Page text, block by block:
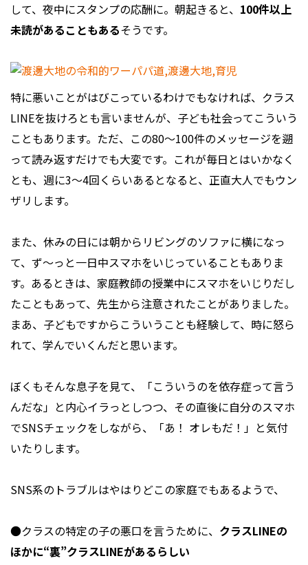
して、夜中にスタンプの応酬に。朝起きると、 100件以上
未読があることもあるそうです。
特に悪いことがはびこっているわけでもなければ、クラス
LINEを抜けろとも言いませんが、子ども社会ってこういう
こともあります。ただ、この80～100件のメッセージを遡
って読み返すだけでも大変です。これが毎日とはいかなく
とも、週に3～4回くらいあるとなると、正直大人でもウン
ザリします。
また、休みの日には朝からリビングのソファに横になっ
て、ず～っと一日中スマホをいじっていることもありま
す。あるときは、家庭教師の授業中にスマホをいじりだし
たこともあって、先生から注意されたことがありました。
まあ、子どもですからこういうことも経験して、時に怒ら
れて、学んでいくんだと思います。
ぼくもそんな息子を見て、「こういうのを依存症って言う
んだな」と内心イラっとしつつ、その直後に自分のスマホ
でSNSチェックをしながら、「あ！ オレもだ！」と気付
いたりします。
SNS系のトラブルはやはりどこの家庭でもあるようで、
●クラスの特定の子の悪口を言うために、 クラスLINEの
ほかに“裏”クラスLINEがあるらしい